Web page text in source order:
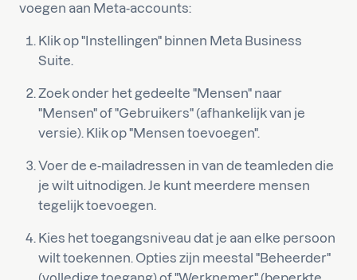
voegen aan Meta-accounts:
Klik op "Instellingen" binnen Meta Business
Suite.
Zoek onder het gedeelte "Mensen" naar
"Mensen" of "Gebruikers" (afhankelijk van je
versie). Klik op "Mensen toevoegen".
Voer de e-mailadressen in van de teamleden die
je wilt uitnodigen. Je kunt meerdere mensen
tegelijk toevoegen.
Kies het toegangsniveau dat je aan elke persoon
wilt toekennen. Opties zijn meestal "Beheerder"